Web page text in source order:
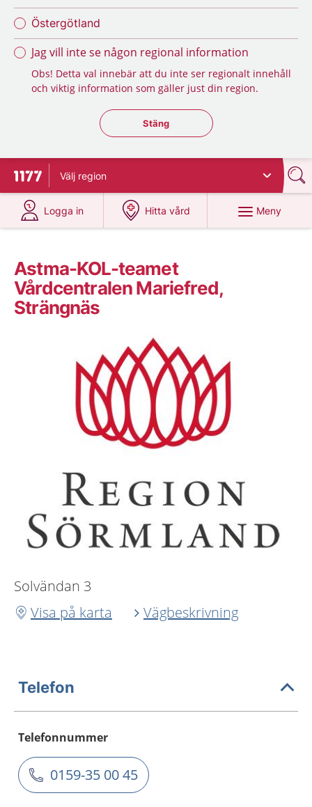
Östergötland
Jag vill inte se någon regional information
Obs! Detta val innebär att du inte ser regionalt innehåll
och viktig information som gäller just din region.
Stäng regionsväljaren
Stäng
Till startsidan för 1177
Välj region
Logga in
på 1177.se
Hitta vård
på 1177.se
Meny
Astma-KOL-teamet
Vårdcentralen Mariefred,
Strängnäs
Solvändan 3
Visa på karta
Vägbeskrivning
Telefon
Telefonnummer
0159-35 00 45